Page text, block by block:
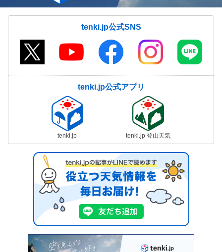
tenki.jp公式SNS
tenki.jp公式アプリ
tenki.jp tenki.jp 登山天気